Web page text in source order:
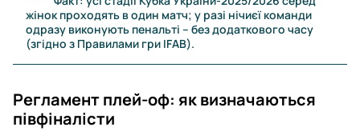
жінок проходять в один матч; у разі нічиєї команди
одразу виконують пенальті – без додаткового часу
(згідно з Правилами гри IFAB).
Регламент плей-оф: як визначаються
півфіналісти